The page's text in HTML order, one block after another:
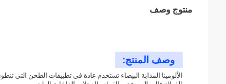
منتوج وصف
وصف المنتج:
الألومينا المذابة البيضاء تستخدم عادة في تطبيقات الطحن